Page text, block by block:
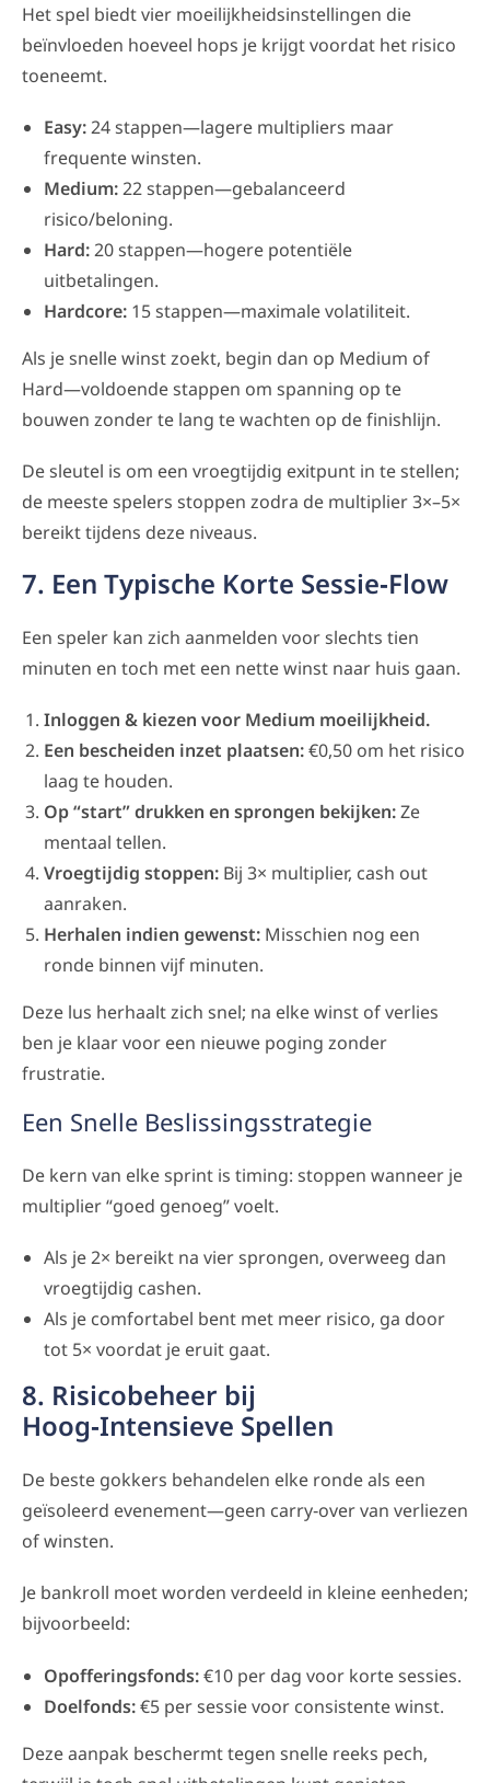
Het spel biedt vier moeilijkheidsinstellingen die
beïnvloeden hoeveel hops je krijgt voordat het risico
toeneemt.
Easy:24 stappen—lagere multipliers maar
frequente winsten.
Medium:22 stappen—gebalanceerd
risico/beloning.
Hard:20 stappen—hogere potentiële
uitbetalingen.
Hardcore: 15 stappen—maximale volatiliteit.
Als je snelle winst zoekt, begin dan op Medium of
Hard—voldoende stappen om spanning op te
bouwen zonder te lang te wachten op de finishlijn.
De sleutel is om een vroegtijdig exitpunt in te stellen;
de meeste spelers stoppen zodra de multiplier 3×–5×
bereikt tijdens deze niveaus.
7. Een Typische Korte Sessie‑Flow
Een speler kan zich aanmelden voor slechts tien
minuten en toch met een nette winst naar huis gaan.
Inloggen & kiezen voor Medium moeilijkheid.
Een bescheiden inzet plaatsen:€0,50 om het risico
laag te houden.
Op “start” drukken en sprongen bekijken:Ze
mentaal tellen.
Vroegtijdig stoppen: Bij 3× multiplier, cash out
aanraken.
Herhalen indien gewenst: Misschien nog een
ronde binnen vijf minuten.
Deze lus herhaalt zich snel; na elke winst of verlies
ben je klaar voor een nieuwe poging zonder
frustratie.
Een Snelle Beslissingsstrategie
De kern van elke sprint is timing: stoppen wanneer je
multiplier “goed genoeg” voelt.
Als je 2× bereikt na vier sprongen, overweeg dan
vroegtijdig cashen.
Als je comfortabel bent met meer risico, ga door
tot 5× voordat je eruit gaat.
8. Risicobeheer bij
Hoog‑Intensieve Spellen
De beste gokkers behandelen elke ronde als een
geïsoleerd evenement—geen carry‑over van verliezen
of winsten.
Je bankroll moet worden verdeeld in kleine eenheden;
bijvoorbeeld:
Opofferingsfonds:€10 per dag voor korte sessies.
Doelfonds:€5 per sessie voor consistente winst.
Deze aanpak beschermt tegen snelle reeks pech,